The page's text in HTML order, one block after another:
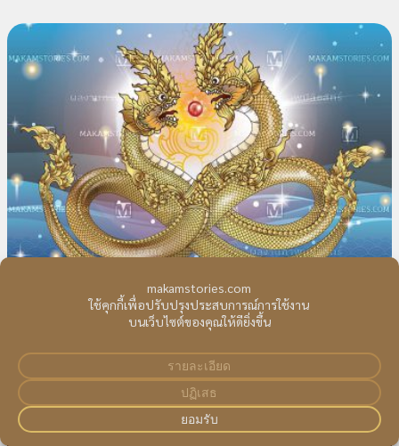
07/07/2021